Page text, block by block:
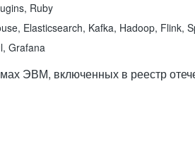
Ruby
Elasticsearch, Kafka, Hadoop, Flink,
Grafana
ЭВМ, включенных в реестр